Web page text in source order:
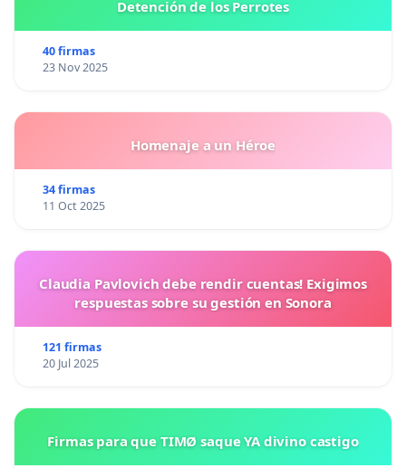
Detención de los Perrotes
40 firmas
23 Nov 2025
Homenaje a un Héroe
34 firmas
11 Oct 2025
Claudia Pavlovich debe rendir cuentas! Exigimos
respuestas sobre su gestión en Sonora
121 firmas
20 Jul 2025
Firmas para que TIMØ saque YA divino castigo